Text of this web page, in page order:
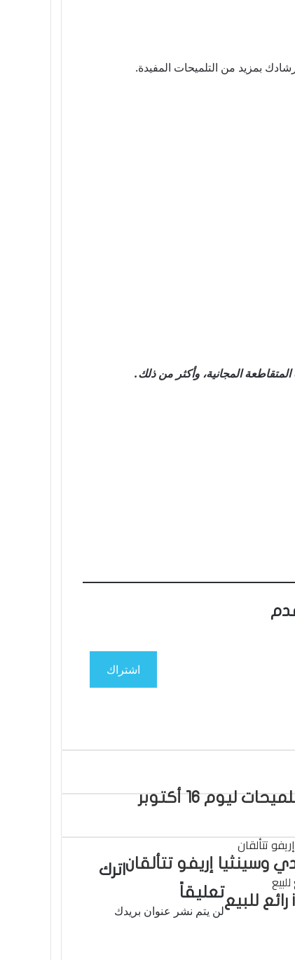
بمزيد من التلميحات المفيدة.
المجانية، وأكثر من ذلك.
اشتراك
وسينثيا إريفو تتألقاناترك
تعليقاً
لن يتم نشر عنوان بريدك